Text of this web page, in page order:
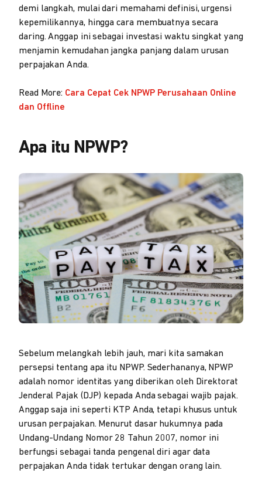
demi langkah, mulai dari memahami definisi, urgensi
kepemilikannya, hingga cara membuatnya secara
daring. Anggap ini sebagai investasi waktu singkat yang
menjamin kemudahan jangka panjang dalam urusan
perpajakan Anda.
Read More: Cara Cepat Cek NPWP Perusahaan Online
dan Offline
Apa itu NPWP?
Sebelum melangkah lebih jauh, mari kita samakan
persepsi tentang apa itu NPWP. Sederhananya, NPWP
adalah nomor identitas yang diberikan oleh Direktorat
Jenderal Pajak (DJP) kepada Anda sebagai wajib pajak.
Anggap saja ini seperti KTP Anda, tetapi khusus untuk
urusan perpajakan. Menurut dasar hukumnya pada
Undang-Undang Nomor 28 Tahun 2007, nomor ini
berfungsi sebagai tanda pengenal diri agar data
perpajakan Anda tidak tertukar dengan orang lain.